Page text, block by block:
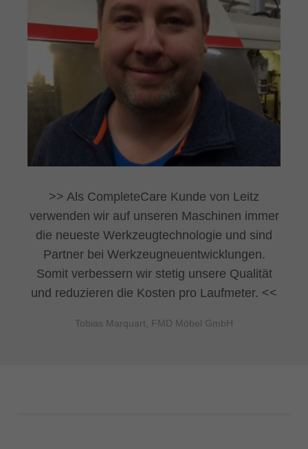
Als CompleteCare Kunde von Leitz
verwenden wir auf unseren Maschinen immer
die neueste Werkzeugtechnologie und sind
Partner bei Werkzeugneuentwicklungen.
Somit verbessern wir stetig unsere Qualität
und reduzieren die Kosten pro Laufmeter.
Tobias Marquart, FMD Möbel GmbH